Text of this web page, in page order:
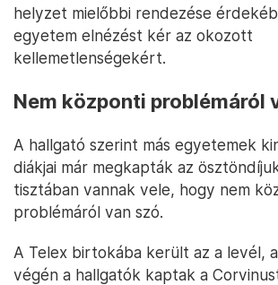
helyzet mielőbbi rendezése
egyetem elnézést kér az okozott
kellemetlenségekért.
Nem központi problémáról
A hallgató szerint más egyetemek
diákjai már megkapták az
tisztában vannak vele, hogy nem
problémáról van szó.
A Telex birtokába került az a levél,
végén a hallgatók kaptak a